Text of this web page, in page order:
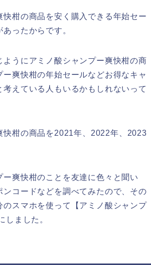
柑の商品を安く購入できる年始セー
ったからです。
うにアミノ酸シャンプー爽快柑の商
爽快柑の年始セールなどお得なキャ
えている人もいるかもしれないって
快柑の商品を2021年、2022年、2023
爽快柑のことを友達に色々と聞い
コードなどを調べてみたので、その
スマホを使って【アミノ酸シャンプ
しました。